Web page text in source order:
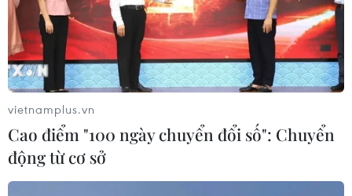
TIN LIÊN QUAN
vietnamplus.vn
Cao điểm "100 ngày chuyển đổi số": Chuyển
động từ cơ sở